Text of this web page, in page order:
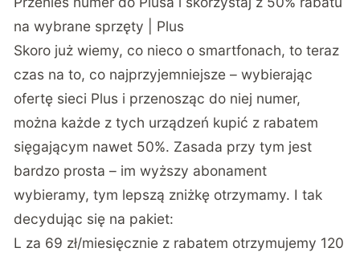
na wybrane sprzęty | Plus
Skoro już wiemy, co nieco o smartfonach, to teraz
czas na to, co najprzyjemniejsze – wybierając
ofertę sieci Plus i przenosząc do niej numer,
można każde z tych urządzeń kupić z rabatem
sięgającym nawet 50%. Zasada przy tym jest
bardzo prosta – im wyższy abonament
wybieramy, tym lepszą zniżkę otrzymamy. I tak
decydując się na pakiet:
L za 69 zł/miesięcznie z rabatem otrzymujemy 120